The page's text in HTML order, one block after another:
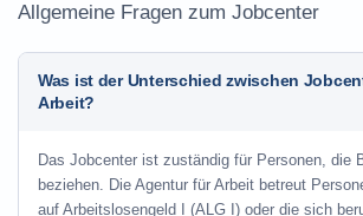
Allgemeine Fragen zum Jobcenter
Was ist der Unterschied zwischen
Arbeit?
Das Jobcenter ist zuständig für Personen, die
beziehen. Die Agentur für Arbeit betreut
auf Arbeitslosengeld I (ALG I) oder die sich